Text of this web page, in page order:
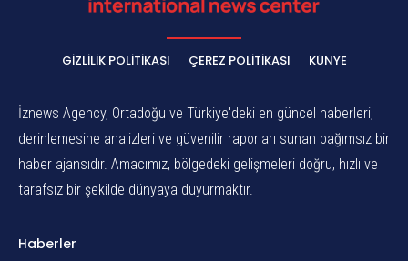
GIZLILIK POLITIKASI ÇEREZ POLITIKASI KÜNYE
İznews Agency, Ortadoğu ve Türkiye'deki en güncel haberleri,
derinlemesine analizleri ve güvenilir raporları sunan bağımsız bir
haber ajansıdır. Amacımız, bölgedeki gelişmeleri doğru, hızlı ve
tarafsız bir şekilde dünyaya duyurmaktır.
Haberler